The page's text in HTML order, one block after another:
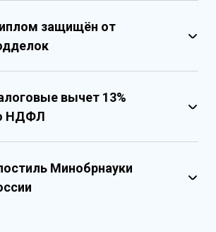
защищён от
защиты
Государственными реестровыми
вычет 13%
НДФЛ
Минобрнауки